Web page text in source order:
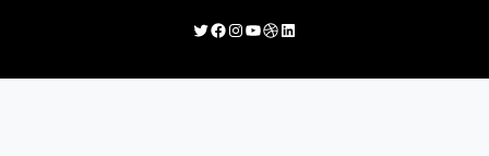
Twitter
Facebook
Instagram
YouTube
Dribbble
LinkedIn